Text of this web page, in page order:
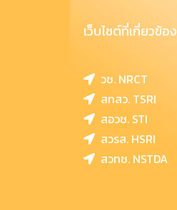
เว็บไซต์ที่เกี่ยวข้อง
วช. NRCT
สทสว. TSRI
สอวช. STI
สวรส. HSRI
สวทช. NSTDA